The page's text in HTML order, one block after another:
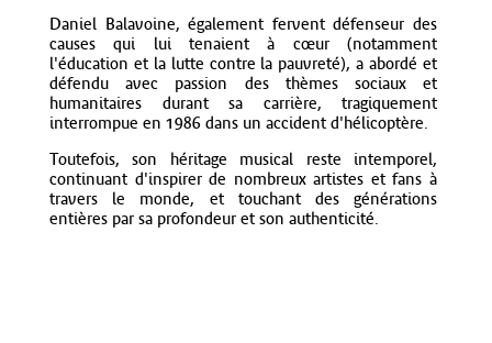
Daniel Balavoine, également fervent défenseur des
causes qui lui tenaient à cœur (notamment
l'éducation et la lutte contre la pauvreté), a abordé et
défendu avec passion des thèmes sociaux et
humanitaires durant sa carrière, tragiquement
interrompue en 1986 dans un accident d'hélicoptère.
Toutefois, son héritage musical reste intemporel,
continuant d'inspirer de nombreux artistes et fans à
travers le monde, et touchant des générations
entières par sa profondeur et son authenticité.